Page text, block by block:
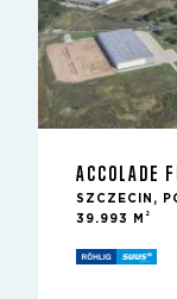
ACCOLADE
SZCZECIN,
39.993 M
2